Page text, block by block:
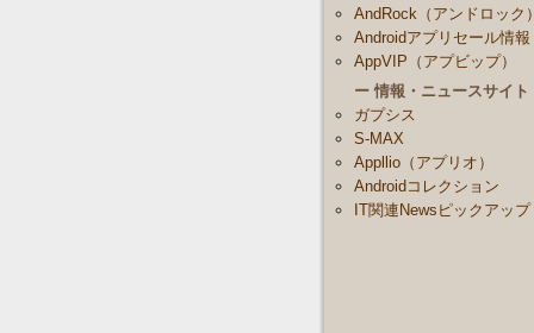
AndRock（アンドロック
Androidアプリセール情報
AppVIP（アプビップ）
ー 情報・ニュースサイト
ガプシス
S-MAX
Appllio（アプリオ）
Androidコレクション
IT関連Newsピックアップ